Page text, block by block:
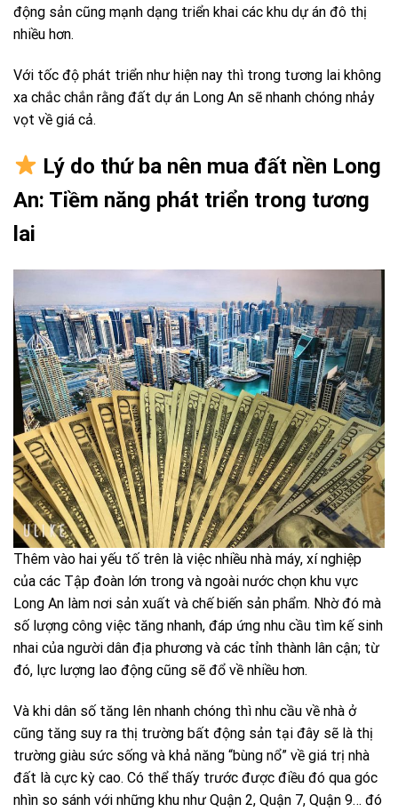
động sản cũng mạnh dạng triển khai các khu dự án đô thị
nhiều hơn.
Với tốc độ phát triển như hiện nay thì trong tương lai không
xa chắc chắn rằng đất dự án Long An sẽ nhanh chóng nhảy
vọt về giá cả.
Lý do thứ ba nên mua đất nền Long
An: Tiềm năng phát triển trong tương
lai
Thêm vào hai yếu tố trên là việc nhiều nhà máy, xí nghiệp
của các Tập đoàn lớn trong và ngoài nước chọn khu vực
Long An làm nơi sản xuất và chế biến sản phẩm. Nhờ đó mà
số lượng công việc tăng nhanh, đáp ứng nhu cầu tìm kế sinh
nhai của người dân địa phương và các tỉnh thành lân cận; từ
đó, lực lượng lao động cũng sẽ đổ về nhiều hơn.
Và khi dân số tăng lên nhanh chóng thì nhu cầu về nhà ở
cũng tăng suy ra thị trường bất động sản tại đây sẽ là thị
trường giàu sức sống và khả năng “bùng nổ” về giá trị nhà
đất là cực kỳ cao. Có thể thấy trước được điều đó qua góc
nhìn so sánh với những khu như Quận 2, Quận 7, Quận 9… đó